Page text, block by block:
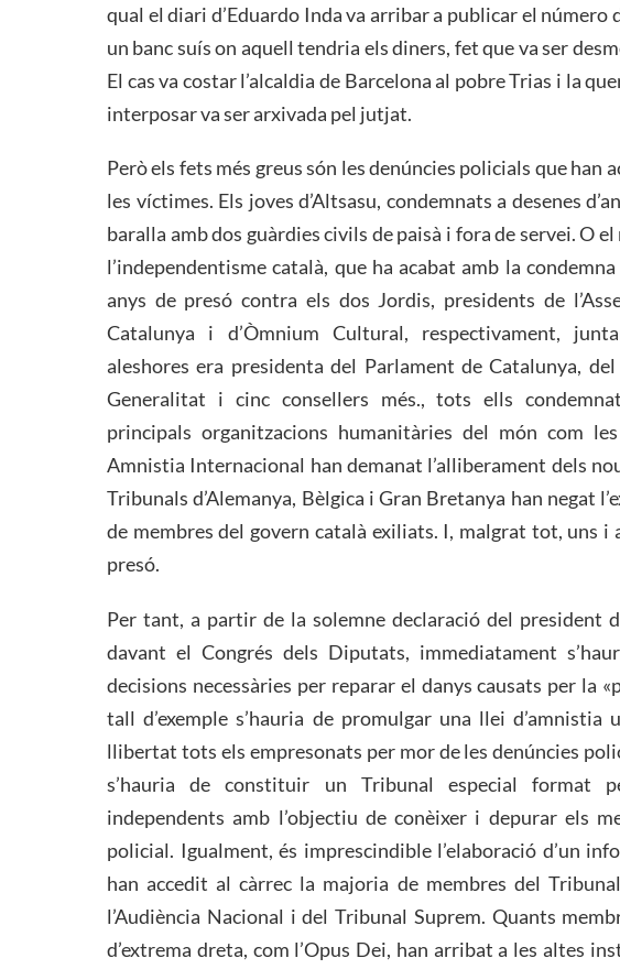
qual el diari d’Eduardo Inda va arribar a publicar el número
un banc suís on aquell tendria els diners, fet que va ser
El cas va costar l’alcaldia de Barcelona al pobre Trias i la
interposar va ser arxivada pel jutjat.
Però els fets més greus són les denúncies policials que han
les víctimes. Els joves d’Altsasu, condemnats a desenes
baralla amb dos guàrdies civils de paisà i fora de servei. O
l’independentisme català, que ha acabat amb la
anys de presó contra els dos Jordis, presidents de
Catalunya i d’Òmnium Cultural, respectivament,
aleshores era presidenta del Parlament de Catalunya,
Generalitat i cinc consellers més., tots ells
principals organitzacions humanitàries del món com
Amnistia Internacional han demanat l’alliberament dels
Tribunals d’Alemanya, Bèlgica i Gran Bretanya han negat
de membres del govern català exiliats. I, malgrat tot, uns i
presó.
Per tant, a partir de la solemne declaració del president
davant el Congrés dels Diputats, immediatament
decisions necessàries per reparar el danys causats per la
tall d’exemple s’hauria de promulgar una llei d’amnistia
llibertat tots els empresonats per mor de les denúncies
s’hauria de constituir un Tribunal especial format
independents amb l’objectiu de conèixer i depurar els
policial. Igualment, és imprescindible l’elaboració d’un
han accedit al càrrec la majoria de membres del
l’Audiència Nacional i del Tribunal Suprem. Quants
d’extrema dreta, com l’Opus Dei, han arribat a les altes